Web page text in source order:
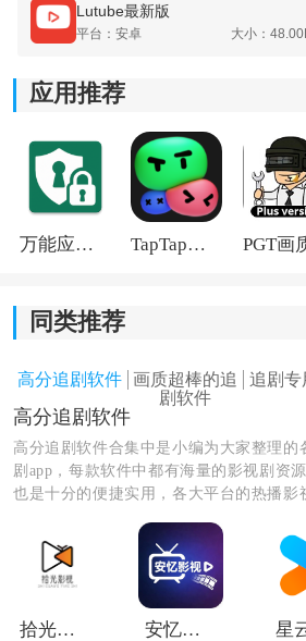
lutube轻量版app亮点：
1.轻量版优化了播放引擎，支持多
剧，或者快速录屏保存精彩片段，
分利用轻量版优势。
3.可以收藏喜欢的影片，订阅关注
新。同时支持弹幕互动功能，增强
Lutube最新版
平台：安卓 大小：
应用推荐
万能应用隐藏 TapTap国际版2026
同类推荐
高分追剧软件
画质超棒的追
剧软件
追剧专
高分追剧软件
高分追剧软件合集中是小编为大家整理的
剧app，每款软件中都有海量的影视剧资
也是十分的便捷实用，各大平台的热播影
来挑选下载吧！
拾光离线TV 安忆影视纯净版 星